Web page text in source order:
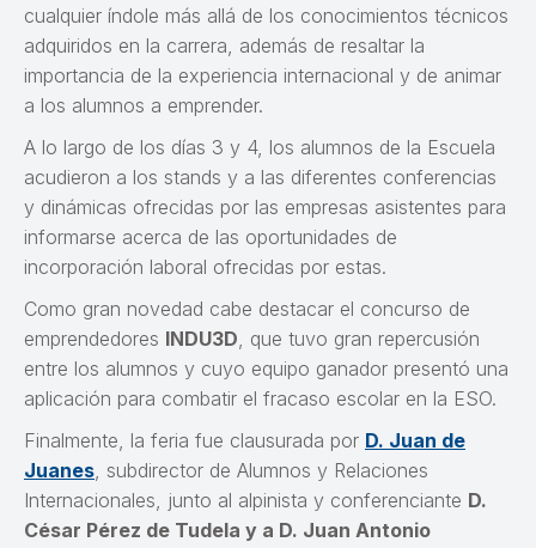
cualquier índole más allá de los conocimientos técnicos
adquiridos en la carrera, además de resaltar la
importancia de la experiencia internacional y de animar
a los alumnos a emprender.
A lo largo de los días 3 y 4, los alumnos de la Escuela
acudieron a los stands y a las diferentes conferencias
y dinámicas ofrecidas por las empresas asistentes para
informarse acerca de las oportunidades de
incorporación laboral ofrecidas por estas.
Como gran novedad cabe destacar el concurso de
emprendedores INDU3D , que tuvo gran repercusión
entre los alumnos y cuyo equipo ganador presentó una
aplicación para combatir el fracaso escolar en la ESO.
Finalmente, la feria fue clausurada por D. Juan de
Juanes , subdirector de Alumnos y Relaciones
Internacionales, junto al alpinista y conferenciante D.
César Pérez de Tudela y a D. Juan Antonio